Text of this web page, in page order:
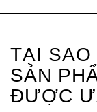
TẠI SAO
SẢN
ĐƯỢC